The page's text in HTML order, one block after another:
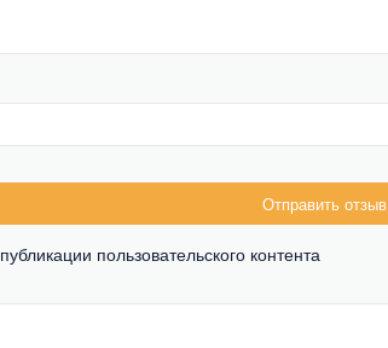
Отправить отзыв
публикации пользовательского контента